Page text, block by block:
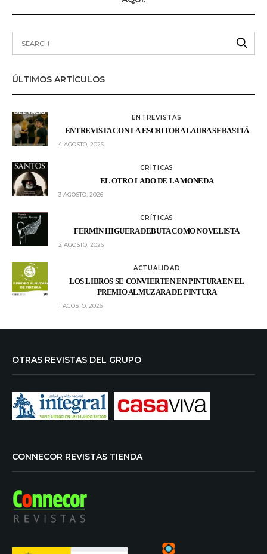
ÚLTIMOS ARTÍCULOS
ENTREVISTAS
ENTREVISTA CON LA ESCRITORA LAURA SEBASTIÁ
4 AGOSTO, 2026
CRÍTICAS
EL OTRO LADO DE LA MONEDA
3 AGOSTO, 2026
CRÍTICAS
FERMÍN HIGUERA DEBUTA COMO NOVELISTA
2 AGOSTO, 2026
ACTUALIDAD
LOS LIBROS SE CONVIERTEN EN PINTURA EN EL
PREMIO ALMUZARA DE PINTURA
1 AGOSTO, 2026
OTRAS REVISTAS DEL GRUPO
CONNECOR REVISTAS TIENDA